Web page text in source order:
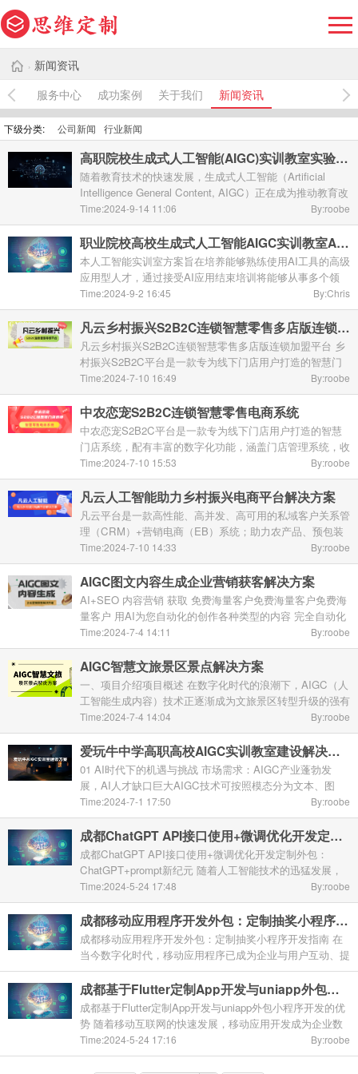
› 新闻资讯
服务中心
成功案例 关于我们 新闻资讯
下级分类: 公司新闻 行业新闻
高职院校生成式人工智能(AIGC)实训教室实验室建设解决方案
随着教育技术的快速发展，生成式人工智能（Artificial
Intelligence General Content, AIGC）正在成为推动教育改
革的重要力量。生成式人工智能（AIGC）技术的应用，为
职业院校的“云课堂”提供了新的教学手段和工具 ...
Time:2024-9-14 11:06 By:roobe
职业院校高校生成式人工智能AIGC实训教室AIGC实验室建设方案及落地案例 ... ... ... ...
本人工智能实训室方案旨在培养能够熟练使用AI工具的高级
应用型人才，通过接受AI应用结束培训将能够从事多个领
域，对学生而言，提高了自身的竞争力，利于找到更高薪更
有发展前景的工作，对于学校而言，提升了学校就业 ...
Time:2024-9-2 16:45 By:Chris
凡云乡村振兴S2B2C连锁智慧零售多店版连锁加盟平台
凡云乡村振兴S2B2C连锁智慧零售多店版连锁加盟平台 乡
村振兴S2B2C平台是一款专为线下门店用户打造的智慧门
店系统，配有丰富的数字化功能，涵盖门店管理系统，收银
系统、会员管理系统、营销拓客系统等，实现“线上下 ...
Time:2024-7-10 16:49 By:roobe
中农恋宠S2B2C连锁智慧零售电商系统
中农恋宠S2B2C平台是一款专为线下门店用户打造的智慧
门店系统，配有丰富的数字化功能，涵盖门店管理系统，收
银系统、会员管理系统、营销拓客系统等，实现“线上下
单，到店服务；线上充值，门店消费；线上线下统一经 ...
Time:2024-7-10 15:53 By:roobe
凡云人工智能助力乡村振兴电商平台解决方案
凡云平台是一款高性能、高并发、高可用的私域客户关系管
理（CRM）+营销电商（EB）系统；助力农产品、预包装
食品、土特产等商家实现公域引流转化私域沉淀，全渠道智
能化经营，赋能乡村振兴。强化私域流量管理公域引流 ...
Time:2024-7-10 14:33 By:roobe
AIGC图文内容生成企业营销获客解决方案
AI+SEO 内容营销 获取 免费海量客户免费海量客户免费海
量客户 用AI为您自动化的创作各种类型的内容 完全自动化
的发布到各个平台和您的网站后台，坐收海量免费客户 ...
...
Time:2024-7-4 14:11 By:roobe
AIGC智慧文旅景区景点解决方案
一、项目介绍项目概述 在数字化时代的浪潮下，AIGC（人
工智能生成内容）技术正逐渐成为文旅景区转型升级的强有
力支撑。通过整合先进的AI技术与文旅资源，我们推出了
AIGC赋能文旅景区的创新项目，旨在为游客带来前 ...
Time:2024-7-4 14:04 By:roobe
爱玩牛中学高职高校AIGC实训教室建设解决方案，中学生/大学生AIGC实训基地 ... ... .. ...
01 AI时代下的机遇与挑战 市场需求：AIGC产业蓬勃发
展，AI人才缺口巨大AIGC技术可按照模态分为文本、图
像、语言以及多模态等，其中以图像发展最为迅速，AI绘画
技术深入广告设计、营销、工业设计、游戏设计等各个领域
...
Time:2024-7-1 17:50 By:roobe
成都ChatGPT API接口使用+微调优化开发定制外包：ChatGPT+prompt新纪元 ... ... ...
成都ChatGPT API接口使用+微调优化开发定制外包：
ChatGPT+prompt新纪元 随着人工智能技术的迅猛发展，
ChatGPT作为自然语言处理（NLP）领域的佼佼者，已经
成为企业、开发者乃至普通用户争相研究和应用的对象。在
成都 ...
Time:2024-5-24 17:48 By:roobe
成都移动应用程序开发外包：定制抽奖小程序开发指南
成都移动应用程序开发外包：定制抽奖小程序开发指南 在
当今数字化时代，移动应用程序已成为企业与用户互动、提
升品牌影响力和促进业务发展的重要工具。成都作为中国西
部地区的科技中心，移动应用开发行业日益繁荣。其中，定
制抽奖小程序因其独特的互动性和营销潜力，受到了越来越
多企业的青睐。本文将为您提供一份详尽的成都移动应用程
序开发外包指南，专注于定制抽奖小程序的开发流程和关键
成都基于Flutter定制App开发与uniapp外包小程序开发的优势与劣势。 ... ...
成都基于Flutter定制App开发与uniapp外包小程序开发的优
势 随着移动互联网的快速发展，移动应用开发成为企业数
字化转型的重要组成部分。在成都这座充满活力的城市中，
众多企业和开发者在寻求高效、稳定的移动应 ... ...
Time:2024-5-24 17:16 By:roobe